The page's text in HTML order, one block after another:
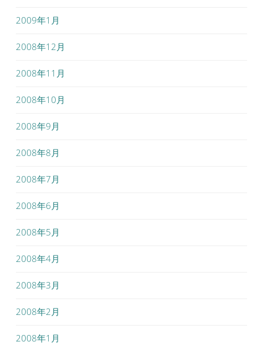
2009年1月
2008年12月
2008年11月
2008年10月
2008年9月
2008年8月
2008年7月
2008年6月
2008年5月
2008年4月
2008年3月
2008年2月
2008年1月